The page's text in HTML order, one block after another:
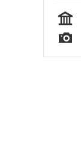
Tid
Typ